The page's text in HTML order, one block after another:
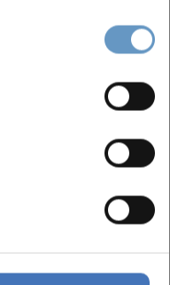
opleiding